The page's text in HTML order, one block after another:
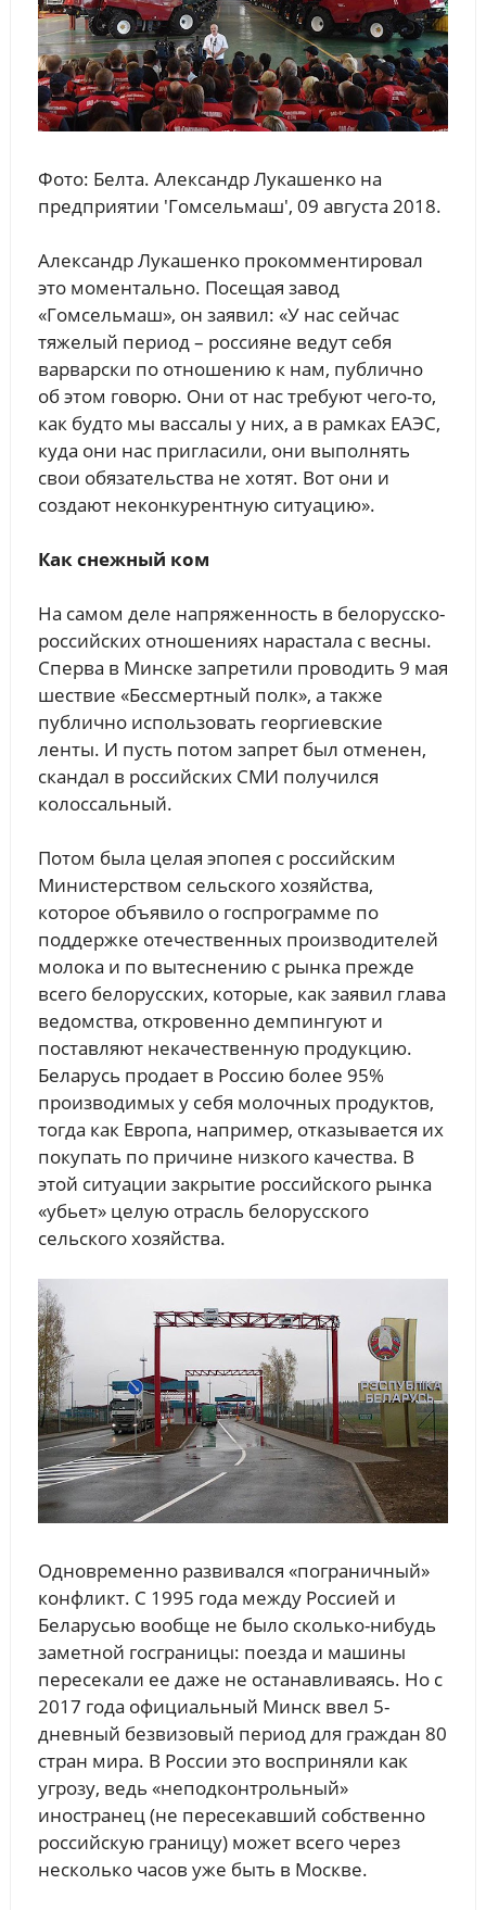
Фото: Белта. Александр Лукашенко на
предприятии 'Гомсельмаш', 09 августа 2018.
Александр Лукашенко прокомментировал
это моментально. Посещая завод
«Гомсельмаш», он заявил: «У нас сейчас
тяжелый период – россияне ведут себя
варварски по отношению к нам, публично
об этом говорю. Они от нас требуют чего-то,
как будто мы вассалы у них, а в рамках ЕАЭС,
куда они нас пригласили, они выполнять
свои обязательства не хотят. Вот они и
создают неконкурентную ситуацию».
Как снежный ком
На самом деле напряженность в белорусско-
российских отношениях нарастала с весны.
Сперва в Минске запретили проводить 9 мая
шествие «Бессмертный полк», а также
публично использовать георгиевские
ленты. И пусть потом запрет был отменен,
скандал в российских СМИ получился
колоссальный.
Потом была целая эпопея с российским
Министерством сельского хозяйства,
которое объявило о госпрограмме по
поддержке отечественных производителей
молока и по вытеснению с рынка прежде
всего белорусских, которые, как заявил глава
ведомства, откровенно демпингуют и
поставляют некачественную продукцию.
Беларусь продает в Россию более 95%
производимых у себя молочных продуктов,
тогда как Европа, например, отказывается их
покупать по причине низкого качества. В
этой ситуации закрытие российского рынка
«убьет» целую отрасль белорусского
сельского хозяйства.
Одновременно развивался «пограничный»
конфликт. С 1995 года между Россией и
Беларусью вообще не было сколько-нибудь
заметной госграницы: поезда и машины
пересекали ее даже не останавливаясь. Но с
2017 года официальный Минск ввел 5-
дневный безвизовый период для граждан 80
стран мира. В России это восприняли как
угрозу, ведь «неподконтрольный»
иностранец (не пересекавший собственно
российскую границу) может всего через
несколько часов уже быть в Москве.